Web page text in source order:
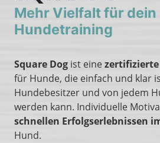
Mehr Vielfalt für dein
Hundetraining
Square Dog ist eine
für Hunde, die einfach und klar
Hundebesitzer und von jedem
werden kann. Individuelle
schnellen Erfolgserlebnissen
Hund.